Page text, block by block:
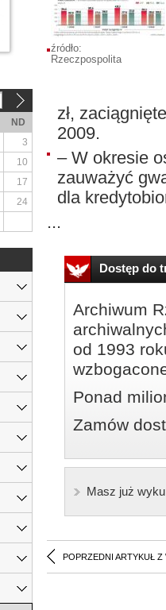
źródło:
Rzeczpospolita
zł,
2009.
– W okresie
zauważyć
dla
...
Dostęp do
Archiwum
od 1993
Ponad
Zamów
Masz już
POPRZEDNI ARTYKUŁ Z
ND
3
10
17
24